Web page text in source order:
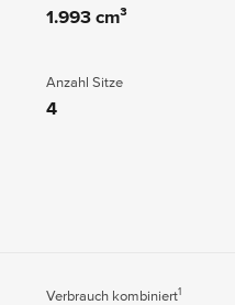
1.993 cm³
Anzahl Sitze
4
Verbrauch kombiniert1